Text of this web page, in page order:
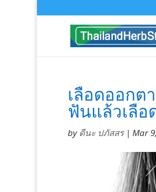
เลือดออกต
ฟันแล้วเลือ
by ดีนะ ปภัสสร| Mar